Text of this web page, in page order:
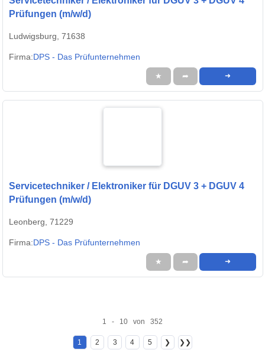
Prüfungen (m/w/d)
Ludwigsburg, 71638
Firma:DPS - Das Prüfunternehmen
★ ➦ ➜
Servicetechniker / Elektroniker für DGUV 3 + DGUV 4
Prüfungen (m/w/d)
Leonberg, 71229
Firma:DPS - Das Prüfunternehmen
★ ➦ ➜
1 - 10 von 352
1 2 3 4 5 ❯ ❯❯